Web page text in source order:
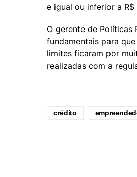
e igual ou inferior a R$
O gerente de Políticas
fundamentais para
limites ficaram por
realizadas com a
crédito